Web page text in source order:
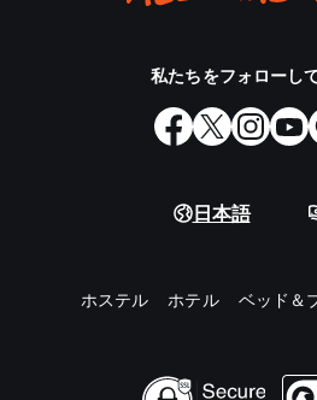
私たちをフォローし
日本語
ホステル ホテル ベッド＆